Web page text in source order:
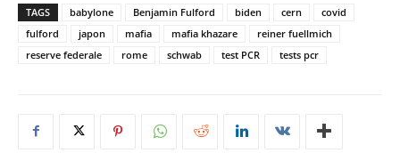
TAGS babylone Benjamin Fulford biden cern
covid
fulford
japon mafia mafia khazare
reiner fuellmich
reserve federale
rome schwab test PCR tests pcr